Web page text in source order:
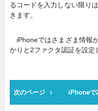
るコードを入力しない限り
きます。
iPhoneではさまざま情報
かりと2ファクタ認証を設定
次のページ iPhoneで